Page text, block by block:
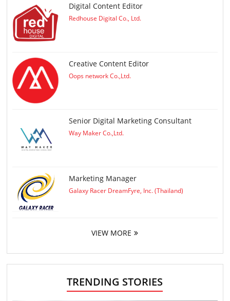
Digital Content Editor
Redhouse Digital Co., Ltd.
Creative Content Editor
Oops network Co.,Ltd.
Senior Digital Marketing Consultant
Way Maker Co.,Ltd.
Marketing Manager
Galaxy Racer DreamFyre, Inc. (Thailand)
VIEW MORE
TRENDING STORIES